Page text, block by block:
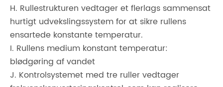
H. Rullestrukturen vedtager et flerlags sammensat
hurtigt udvekslingssystem for at sikre rullens
ensartede konstante temperatur.
I. Rullens medium konstant temperatur:
blødgøring af vandet
J. Kontrolsystemet med tre ruller vedtager